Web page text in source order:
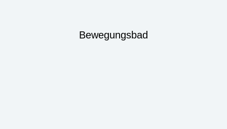
Bewegungsbad